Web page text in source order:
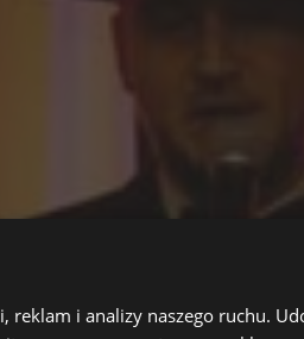
reklam i analizy naszego ruchu.